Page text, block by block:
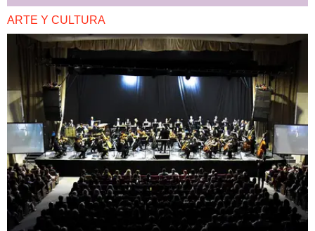
ARTE Y CULTURA